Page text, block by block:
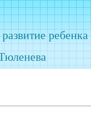
ребенка